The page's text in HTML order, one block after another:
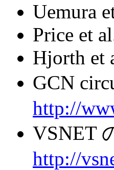
Uemura
Price et
Hjorth et
GCN
http://
VSNET
http://